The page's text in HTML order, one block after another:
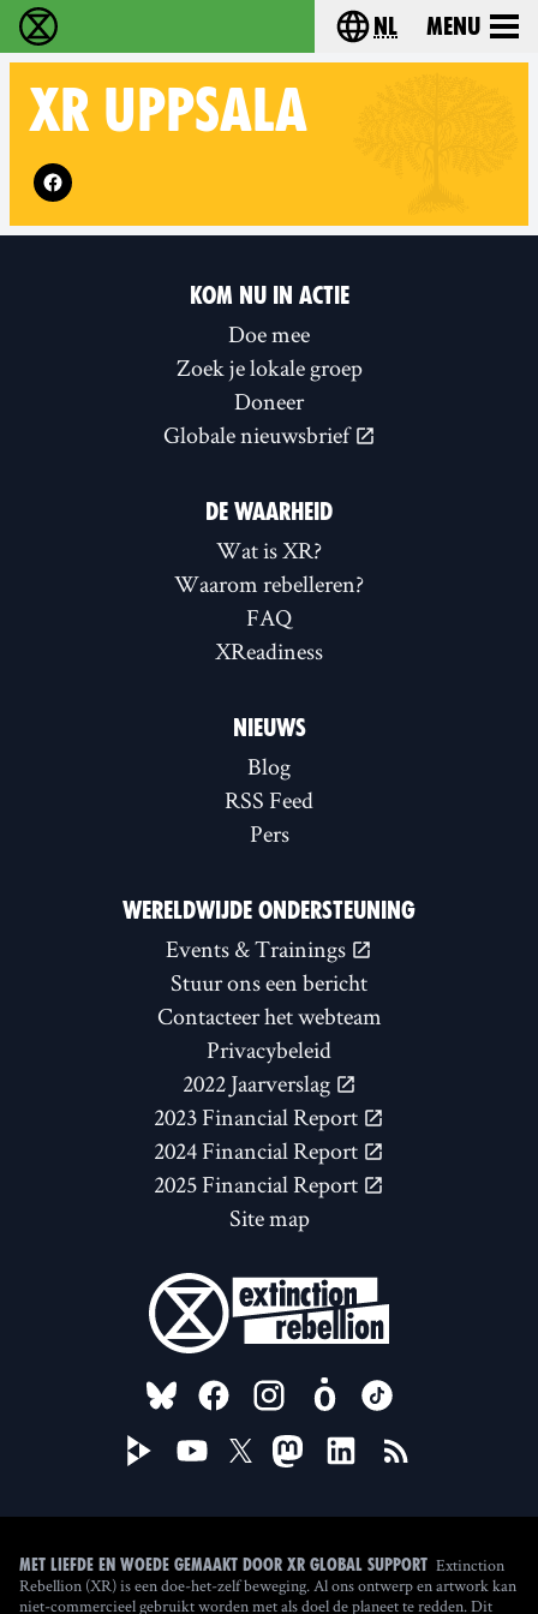
Extinction Rebellion - Home Choose your
nl Menu
XR UPPSALA
Follow XR Uppsala on
KOM NU IN ACTIE
Doe mee
Zoek je lokale groep
Doneer
Globale nieuwsbrief
DE WAARHEID
Wat is XR?
Waarom rebelleren?
FAQ
XReadiness
NIEUWS
Blog
RSS Feed
Pers
WERELDWIJDE ONDERSTEUNING
Events & Trainings
Stuur ons een bericht
Contacteer het webteam
Privacybeleid
2022 Jaarverslag
2023 Financial Report
2024 Financial Report
2025 Financial Report
Site map
FOLLOW US ON
Met liefde en woede gemaakt door XR Global Support Extinction
Rebellion (XR) is een doe-het-zelf beweging. Al ons ontwerp en artwork kan
niet-commercieel gebruikt worden met als doel de planeet te redden. Dit